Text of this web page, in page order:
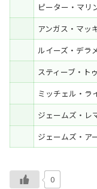
ピーター・マリ
アンガス・マッ
ルイーズ・デラ
スティーブ・ト
ミッチェル・ラ
ジェームズ・レ
ジェームズ・ア
0